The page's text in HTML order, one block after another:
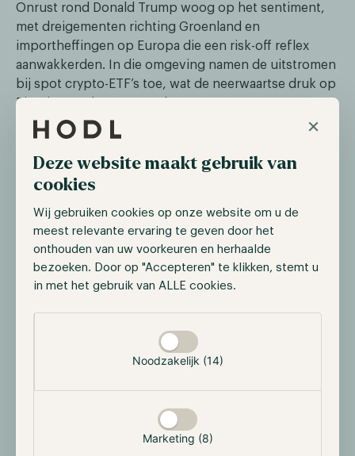
×
Deze website maakt gebruik van
cookies
Wij gebruiken cookies op onze website om u de
meest relevante ervaring te geven door het
onthouden van uw voorkeuren en herhaalde
bezoeken. Door op "Accepteren" te klikken, stemt u
in met het gebruik van ALLE cookies.
Noodzakelijk (14)
Marketing (8)
Onrust rond Donald Trump woog op het sentiment,
met dreigementen richting Groenland en
importheffingen op Europa die een risk-off reflex
aanwakkerden. In die omgeving namen de uitstromen
bij spot crypto-ETF’s toe, wat de neerwaartse druk op
Bitcoin en Ethereum verder vergrootte.
Aan het einde van de week zagen we de markt weer
wat stabiliseren nadat Trump aankondigde af te zien
van de importheffingen.
NYSE wil 24/7 handel op aandelen met
tokenisatie
De New York Stock Exchange (NYSE) zet sterker in op
tokenisatie van traditionele effecten. ICE, het
moederbedrijf, werkt aan een platform voor
tokenized securities dat 24/7 handel in Amerikaanse
aandelen en ETF’s mogelijk moet maken, met snellere
afwikkeling en fractional shares.
operationele frictie verlaagt en toegang buiten
beursuren verruimt. Voor institutionele partijen is